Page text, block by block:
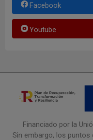
Facebook
Youtube
Financiado por la
Sin embargo, los puntos